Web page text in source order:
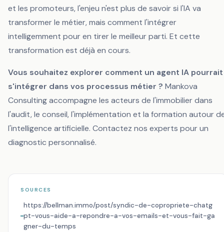
et les promoteurs, l'enjeu n'est plus de savoirsi l'IA va
transformer le métier, mais comment l'intégrer
intelligemment pour en tirer le meilleur parti. Et cette
transformation est déjà en cours.
Vous souhaitez explorer comment un agent IA pourrait
s'intégrer dans vos processus métier ? Mankova
Consulting accompagne les acteurs de l'immobilier dans
l'audit, le conseil, l'implémentation et la formation autour
l'intelligence artificielle. Contactez nos experts pour un
diagnostic personnalisé.
SOURCES
https://bellman.immo/post/syndic-de-copropriete-chatg
pt-vous-aide-a-repondre-a-vos-emails-et-vous-fait-ga
gner-du-temps